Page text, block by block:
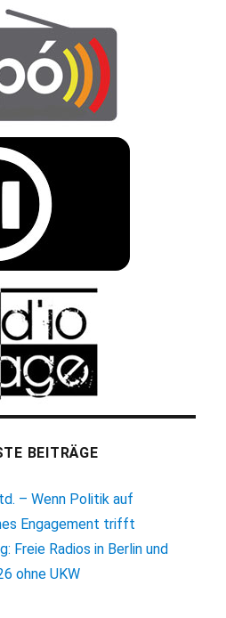
BEITRÄGE
– Wenn Politik auf
Engagement trifft
Freie Radios in Berlin und
ohne UKW